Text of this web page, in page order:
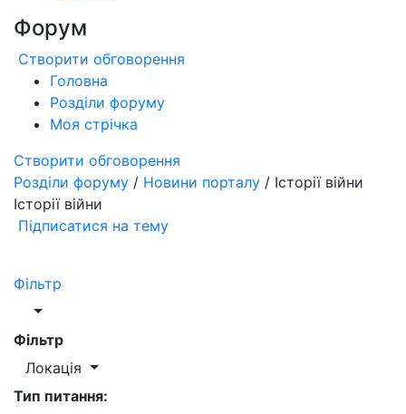
Форум
Створити обговорення
Головна
Розділи форуму
Моя стрічка
Створити обговорення
Розділи форуму / Новини порталу / Історії війни
Історії війни
Підписатися на тему
Фільтр
Фільтр
Локація
Тип питання: